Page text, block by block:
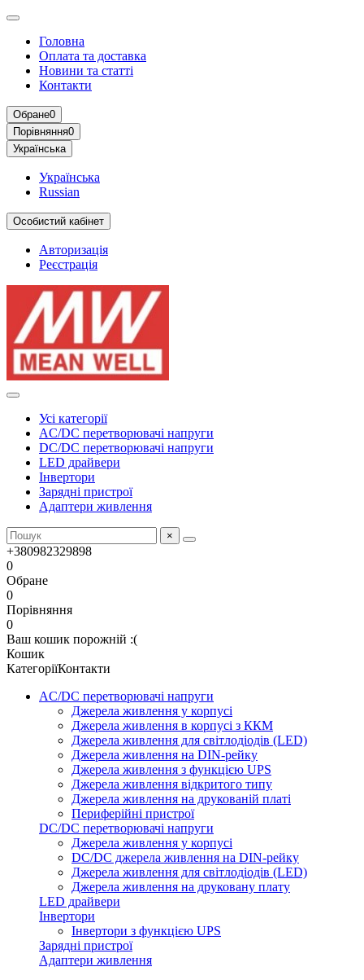
Головна
Оплата та доставка
Новини та статті
Контакти
Обране0
Порівняння0
Українська
Українська
Russian
Особистий кабінет
Авторизація
Реєстрація
Усі категорії
AC/DC перетворювачі напруги
DC/DC перетворювачі напруги
LED драйвери
Інвертори
Зарядні пристрої
Адаптери живлення
×
+380982329898
0
Обране
0
Порівняння
0
Ваш кошик порожній :(
Кошик
КатегоріїКонтакти
AC/DC перетворювачі напруги
Джерела живлення у корпусі
Джерела живлення в корпусі з ККМ
Джерела живлення для світлодіодів (LED)
Джерела живлення на DIN-рейку
Джерела живлення з функцією UPS
Джерела живлення відкритого типу
Джерела живлення на друкованій платі
Периферійні пристрої
DC/DC перетворювачі напруги
Джерела живлення у корпусі
DC/DC джерела живлення на DIN-рейку
Джерела живлення для світлодіодів (LED)
Джерела живлення на друковану плату
LED драйвери
Інвертори
Інвертори з функцією UPS
Зарядні пристрої
Адаптери живлення